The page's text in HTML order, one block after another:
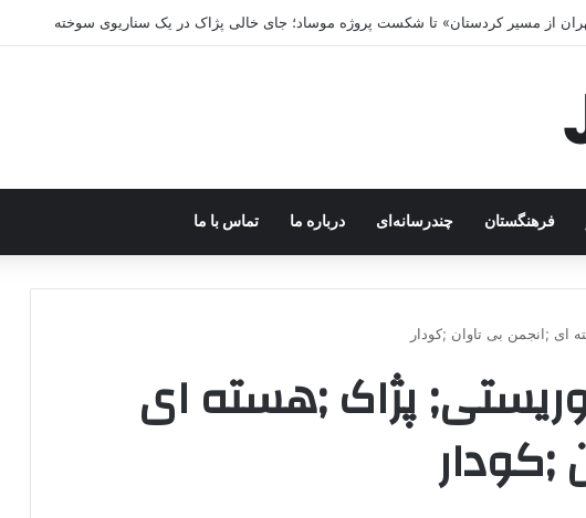
از مسیر کردستان» تا شکست پروژه موساد؛ جای خالی پژاک در یک سناریوی سوخته
فرهنگستان چندرسانه‌ای درباره ما تماس با ما
ای ;انجمن بی تاوان ;کودار
پژاک ;هسته ای
;کودار